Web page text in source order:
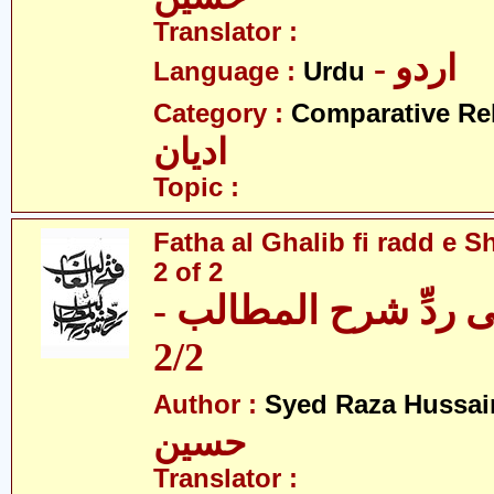
Translator :
Language : Urdu - اردو
Category : Comparative
ادیان
Topic :
Fatha al Ghalib fi radd e
2 of 2
ردِّ شرح المطالب -
2/2
Author : Syed Raza
حسین
Translator :